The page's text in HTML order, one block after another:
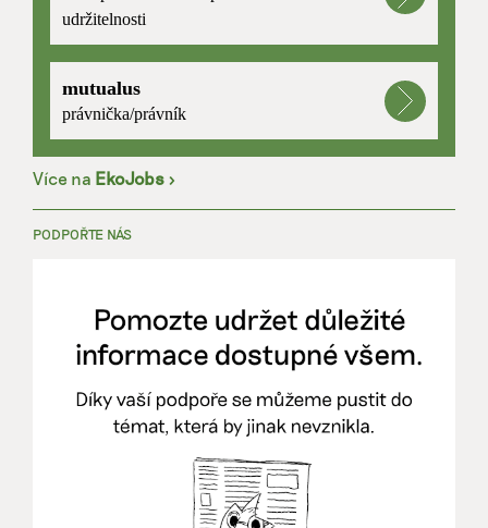
udržitelnosti
mutualus
právnička/právník
Více na EkoJobs >
PODPOŘTE NÁS